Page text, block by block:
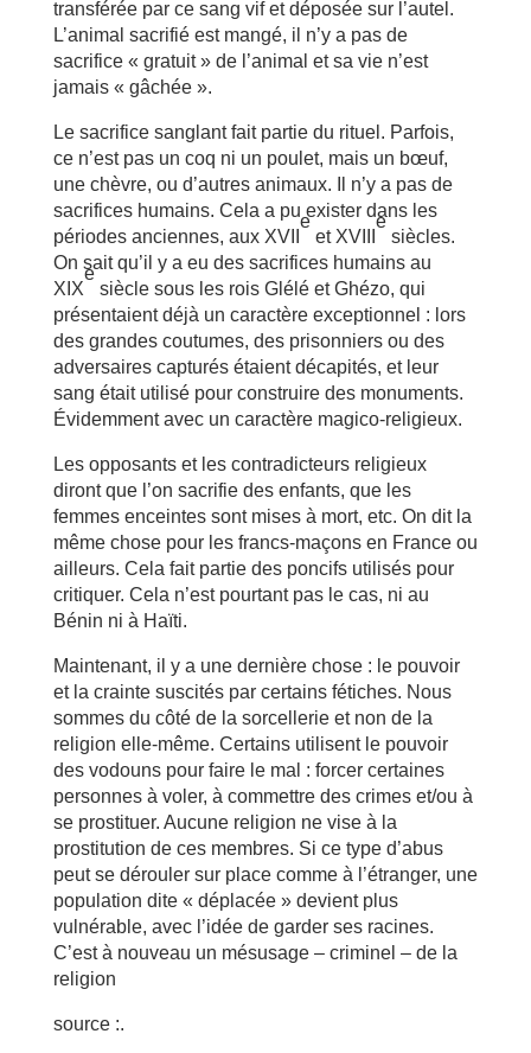
transférée par ce sang vif et déposée sur l’autel.
L’animal sacrifié est mangé, il n’y a pas de
sacrifice « gratuit » de l’animal et sa vie n’est
jamais « gâchée ».
Le sacrifice sanglant fait partie du rituel. Parfois,
ce n’est pas un coq ni un poulet, mais un bœuf,
une chèvre, ou d’autres animaux. Il n’y a pas de
sacrifices humains. Cela a pu exister dans les
périodes anciennes, aux XVII
e
et XVIII
e
siècles.
On sait qu’il y a eu des sacrifices humains au
XIX
e
siècle sous les rois Glélé et Ghézo, qui
présentaient déjà un caractère exceptionnel : lors
des grandes coutumes, des prisonniers ou des
adversaires capturés étaient décapités, et leur
sang était utilisé pour construire des monuments.
Évidemment avec un caractère magico-religieux.
Les opposants et les contradicteurs religieux
diront que l’on sacrifie des enfants, que les
femmes enceintes sont mises à mort, etc. On dit la
même chose pour les francs-maçons en France ou
ailleurs. Cela fait partie des poncifs utilisés pour
critiquer. Cela n’est pourtant pas le cas, ni au
Bénin ni à Haïti.
Maintenant, il y a une dernière chose : le pouvoir
et la crainte suscités par certains fétiches. Nous
sommes du côté de la sorcellerie et non de la
religion elle-même. Certains utilisent le pouvoir
des vodouns pour faire le mal : forcer certaines
personnes à voler, à commettre des crimes et/ou à
se prostituer. Aucune religion ne vise à la
prostitution de ces membres. Si ce type d’abus
peut se dérouler sur place comme à l’étranger, une
population dite « déplacée » devient plus
vulnérable, avec l’idée de garder ses racines.
C’est à nouveau un mésusage – criminel – de la
religion
source :.